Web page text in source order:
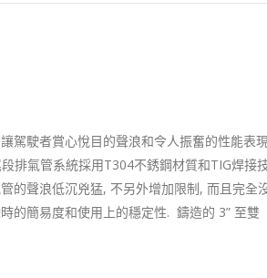
駕駛者賞心悅目的聲浪和令人振奮的性能表
排氣管系統採用T304不銹鋼材質和TIG焊接
的聲浪低沉兇猛, 不另外增加限制, 而且完全
的簡易度和使用上的穩定性. 鑄造的 3” 至雙